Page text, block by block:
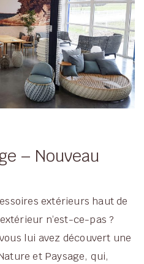
– Nouveau
extérieurs haut de
n’est-ce-pas ?
lui avez découvert une
et Paysage, qui,